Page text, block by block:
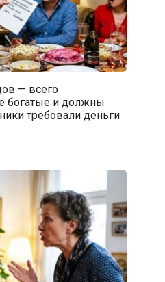
— всего
богатые и должны
требовали деньги